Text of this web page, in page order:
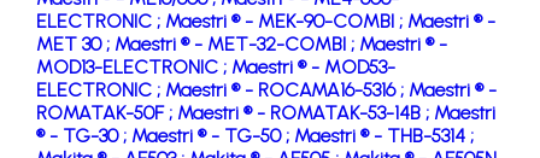
ELECTRONIC ; Maestri ® - MEK-90-COMBI ; Maestri ® -
MET 30 ; Maestri ® - MET-32-COMBI ; Maestri ® -
MOD13-ELECTRONIC ; Maestri ® - MOD53-
ELECTRONIC ; Maestri ® - ROCAMA16-5316 ; Maestri ® -
ROMATAK-50F ; Maestri ® - ROMATAK-53-14B ; Maestri
® - TG-30 ; Maestri ® - TG-50 ; Maestri ® - THB-5314 ;